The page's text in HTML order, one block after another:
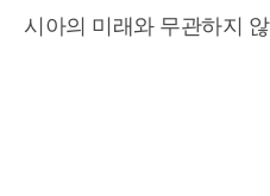
시아의 미래와 무관하지